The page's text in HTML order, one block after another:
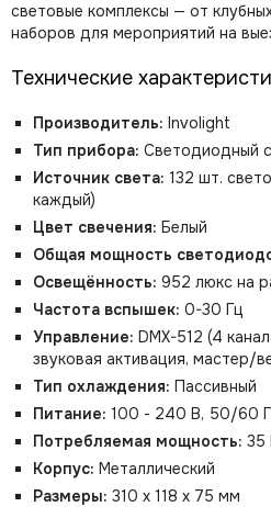
световые комплексы — от
наборов для мероприятий на
Технические
Производитель: Involight
Тип прибора: Светодиодный
Источник света: 132 шт.
каждый)
Цвет свечения: Белый
Общая мощность
Освещённость: 952 люкс на
Частота вспышек: 0-30 Гц
Управление: DMX-512 (4
звуковая активация, мастер/
Тип охлаждения: Пассивный
Питание: 100 - 240 В, 50/60
Потребляемая мощность: 35
Корпус: Металлический
Размеры: 310 x 118 x 75 мм